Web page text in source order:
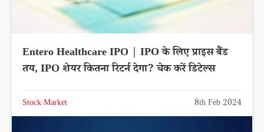
Entero Healthcare IPO | IPO के लिए प्राइस बैंड
तय, IPO शेयर कितना रिटर्न देगा? चेक करें डिटेल्स
Stock Market 8th Feb 2024